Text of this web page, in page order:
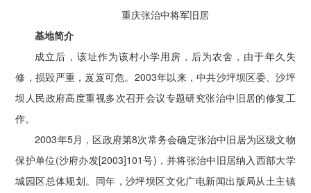
重庆张治中将军旧居
基地简介
成立后，该址作为该村小学用房，后为农舍，由于年久失
修，损毁严重，岌岌可危。2003年以来，中共沙坪坝区委、沙坪
坝人民政府高度重视多次召开会议专题研究张治中旧居的修复工
作。
2003年5月，区政府第8次常务会确定张治中旧居为区级文物
保护单位(沙府办发[2003]101号)，并将张治中旧居纳入西部大学
城园区总体规划。同年，沙坪坝区文化广电新闻出版局从土主镇